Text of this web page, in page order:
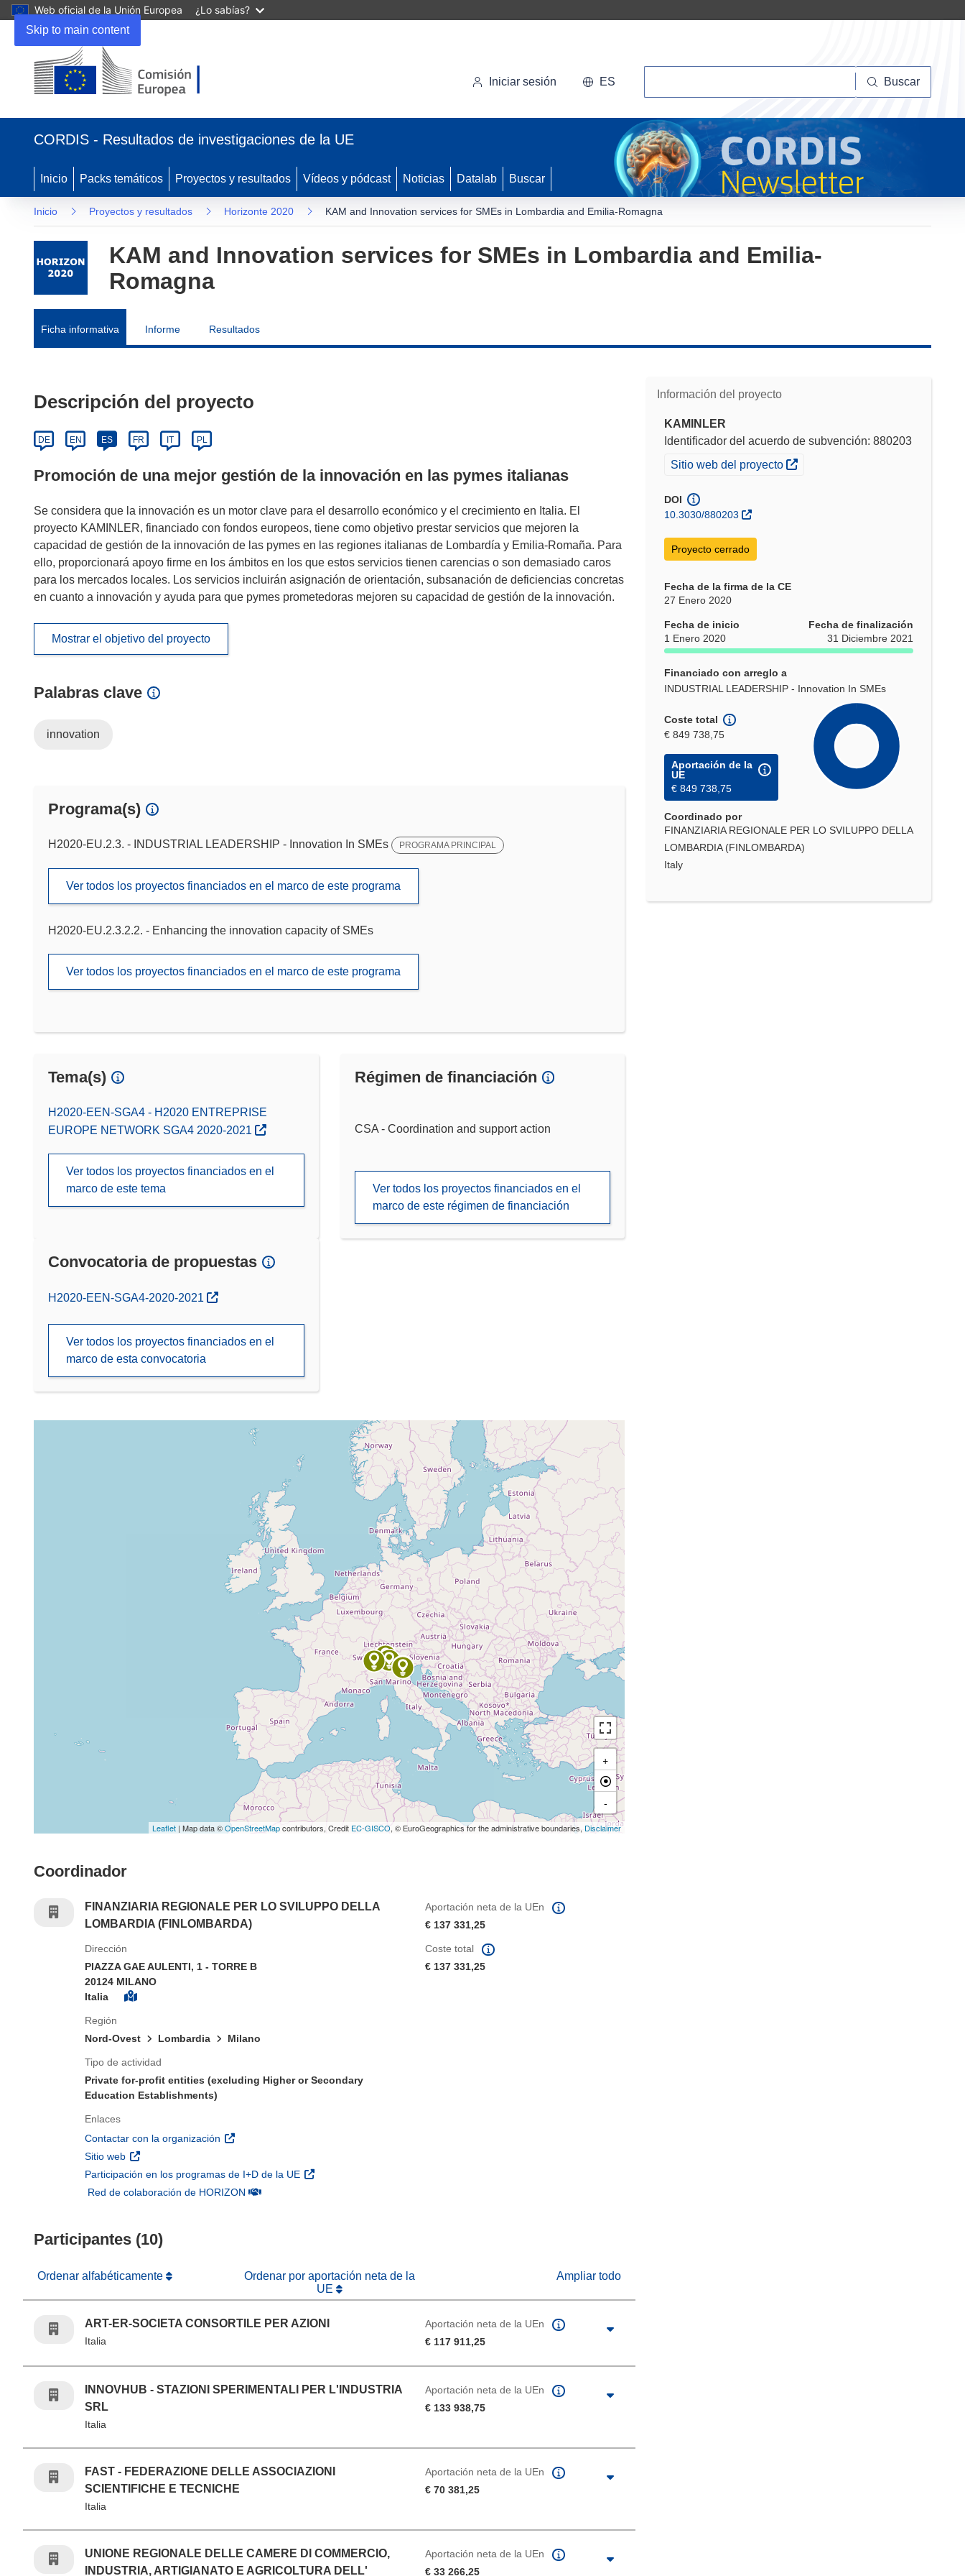
Skip to main content
Web oficial de la Unión Europea ¿Lo sabías?
Iniciar sesión ES Buscar
CORDIS - Resultados de investigaciones de la UE
Inicio Packs temáticos Proyectos y resultados Vídeos y pódcast Noticias Datalab Buscar
Inicio Proyectos y resultados Horizonte 2020 KAM and Innovation services for SMEs in Lombardia and Emilia-Romagna
KAM and Innovation services for SMEs in Lombardia and Emilia-
Romagna
Ficha informativa Informe Resultados
Información del proyecto
KAMINLER
Identificador del acuerdo de subvención: 880203
(se abrirá en una nueva ventana)
Sitio web del proyecto
DOI
10.3030/880203
Proyecto cerrado
Fecha de la firma de la CE
27 Enero 2020
Fecha de inicio
1 Enero 2020
Fecha de finalización
31 Diciembre 2021
Financiado con arreglo a
INDUSTRIAL LEADERSHIP - Innovation In SMEs
Coste total
€ 849 738,75
Aportación de la
UE
€ 849 738,75
Coordinado por
FINANZIARIA REGIONALE PER LO SVILUPPO DELLA
LOMBARDIA (FINLOMBARDA)
Italy
Descripción del proyecto
DE EN ES FR IT PL
Promoción de una mejor gestión de la innovación en las pymes italianas
Se considera que la innovación es un motor clave para el desarrollo económico y el crecimiento en Italia. El
proyecto KAMINLER, financiado con fondos europeos, tiene como objetivo prestar servicios que mejoren la
capacidad de gestión de la innovación de las pymes en las regiones italianas de Lombardía y Emilia-Romaña. Para
ello, proporcionará apoyo firme en los ámbitos en los que estos servicios tienen carencias o son demasiado caros
para los mercados locales. Los servicios incluirán asignación de orientación, subsanación de deficiencias concretas
en cuanto a innovación y ayuda para que pymes prometedoras mejoren su capacidad de gestión de la innovación.
Mostrar el objetivo del proyecto
Palabras clave
innovation
Programa(s)
H2020-EU.2.3. - INDUSTRIAL LEADERSHIP - Innovation In SMEs PROGRAMA PRINCIPAL
Ver todos los proyectos financiados en el marco de este programa
H2020-EU.2.3.2.2. - Enhancing the innovation capacity of SMEs
Ver todos los proyectos financiados en el marco de este programa
Tema(s)
H2020-EEN-SGA4 - H2020 ENTREPRISE
EUROPE NETWORK SGA4 2020-2021
Ver todos los proyectos financiados en el
marco de este tema
Régimen de financiación
CSA - Coordination and support action
Ver todos los proyectos financiados en el
marco de este régimen de financiación
Convocatoria de propuestas
(se abrirá en una nueva ventana)
H2020-EEN-SGA4-2020-2021
Ver todos los proyectos financiados en el
marco de esta convocatoria
+
-
Leaflet | Map data ©OpenStreetMapcontributors, Credit EC-GISCO, © EuroGeographics for the administrative boundaries, Disclaimer
Coordinador
FINANZIARIA REGIONALE PER LO SVILUPPO DELLA
LOMBARDIA (FINLOMBARDA)
Aportación neta de la UEn
€ 137 331,25
Dirección
PIAZZA GAE AULENTI, 1 - TORRE B
20124 MILANO
Italia
Región
Nord-Ovest
Lombardia Milano
Tipo de actividad
Private for-profit entities (excluding Higher or Secondary
Education Establishments)
Enlaces
Contactar con la organización (se abrirá en una nueva ventana)
Sitio web (se abrirá en una nueva ventana)
Participación en los programas de I+D de la UE (se abrirá en una nueva ventana)
Red de colaboración de HORIZON(se abrirá en una nueva ventana)
Coste total
€ 137 331,25
Participantes (10)
Ordenar alfabéticamente
Ordenar por aportación neta de la
UE
Ampliar todo
ART-ER-SOCIETA CONSORTILE PER AZIONI
Italia
Aportación neta de la UEn
€ 117 911,25
INNOVHUB - STAZIONI SPERIMENTALI PER L'INDUSTRIA
SRL
Italia
Aportación neta de la UEn
€ 133 938,75
FAST - FEDERAZIONE DELLE ASSOCIAZIONI
SCIENTIFICHE E TECNICHE
Italia
Aportación neta de la UEn
€ 70 381,25
UNIONE REGIONALE DELLE CAMERE DI COMMERCIO,
INDUSTRIA, ARTIGIANATO E AGRICOLTURA DELL'
Aportación neta de la UEn
€ 33 266,25